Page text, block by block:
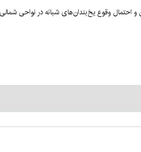
احتمال وقوع یخ‌بندان‌های شبانه در نواحی